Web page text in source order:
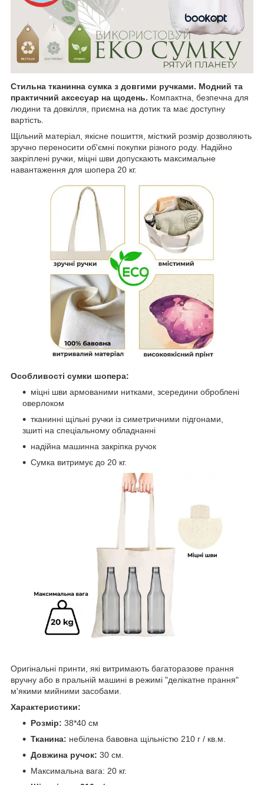
Стильна тканинна сумка з довгими ручками. Модний та
практичний аксесуар на щодень. Компактна, безпечна для
людини та довкілля, приємна на дотик та має доступну
вартість.
Щільний матеріал, якісне пошиття, місткий розмір дозволяють
зручно переносити об'ємні покупки різного роду. Надійно
закріплені ручки, міцні шви допускають максимальне
навантаження для шопера 20 кг.
Особливості сумки шопера:
міцні шви армованими нитками, зсередини оброблені
оверлоком
тканинні щільні ручки із симетричними підгонами,
зшиті на спеціальному обладнанні
надійна машинна закріпка ручок
Сумка витримує до 20 кг.
Оригінальні принти, які витримають багаторазове прання
вручну або в пральній машині в режимі "делікатне прання"
м'якими мийними засобами.
Характеристики:
Розмір: 38*40 см
Тканина: небілена бавовна щільністю 210 г / кв.м.
Довжина ручок: 30 см.
Максимальна вага: 20 кг.